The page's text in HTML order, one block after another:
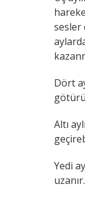
sesler
Dört
Altı
Yedi